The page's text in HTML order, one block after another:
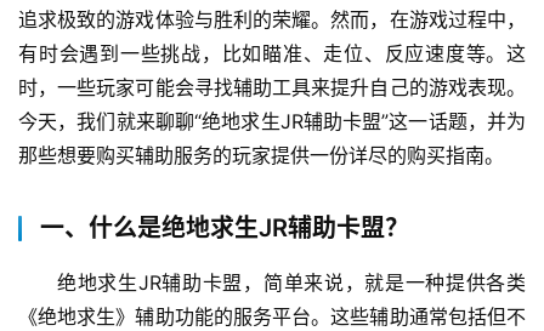
追求极致的游戏体验与胜利的荣耀。然而，在游戏过程中，
有时会遇到一些挑战，比如瞄准、走位、反应速度等。这
时，一些玩家可能会寻找辅助工具来提升自己的游戏表现。
今天，我们就来聊聊“绝地求生JR辅助卡盟”这一话题，并为
那些想要购买辅助服务的玩家提供一份详尽的购买指南。
一、什么是绝地求生JR辅助卡盟？
绝地求生JR辅助卡盟，简单来说，就是一种提供各类
《绝地求生》辅助功能的服务平台。这些辅助通常包括但不